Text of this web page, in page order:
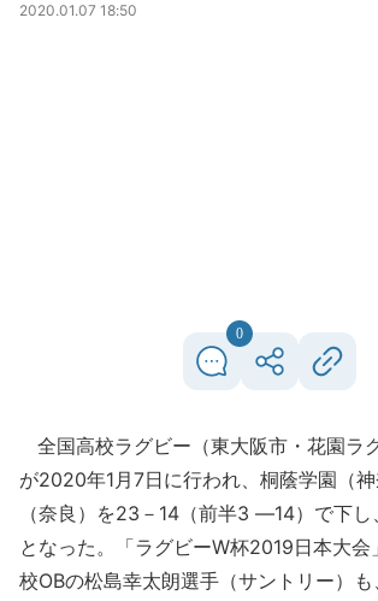
2020.01.07 18:50
0
全国高校ラグビー（東大阪市・花園ラ
が2020年1月7日に行われ、桐蔭学園（
（奈良）を23－14（前半3 ―14）で下
となった。「ラグビーW杯2019日本大会
校OBの松島幸太朗選手（サントリー）